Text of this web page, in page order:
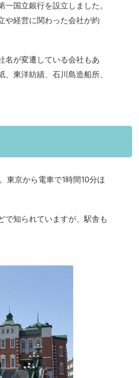
国立銀行を設立しました。
や経営に関わった会社が約
名が変遷している会社もあ
東洋紡績、石川島造船所、
東京から電車で1時間10分ほ
で知られていますが、駅舎も